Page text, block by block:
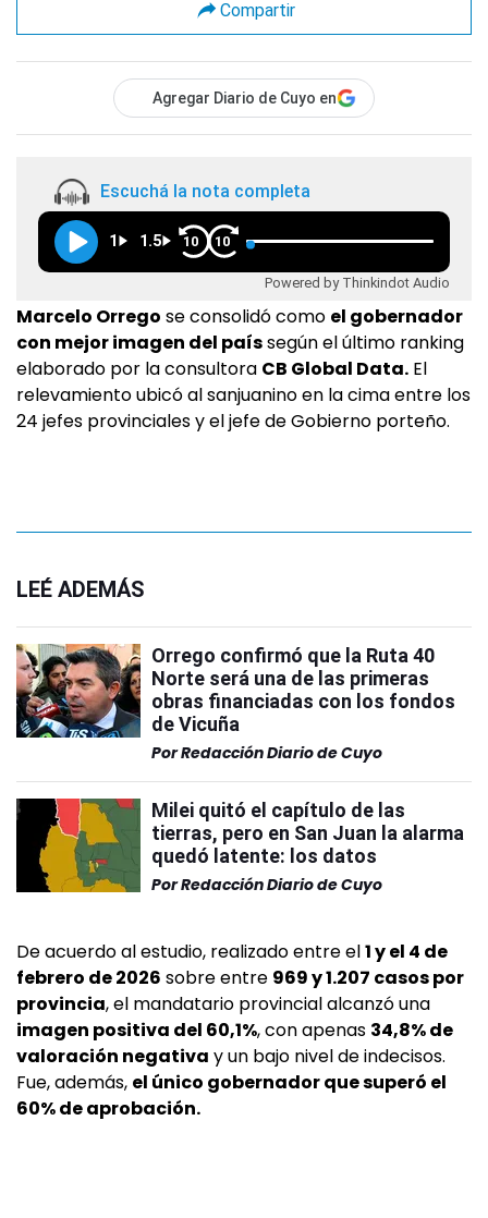
Compartir
Agregar Diario de Cuyo en
Escuchá la nota completa
1 1.5 10 10
Powered by Thinkindot Audio
Marcelo Orrego se consolidó como el gobernador
con mejor imagen del paíssegún el último ranking
elaborado por la consultora CB Global Data. El
relevamiento ubicó al sanjuanino en la cima entre los
24 jefes provinciales y el jefe de Gobierno porteño.
LEÉ ADEMÁS
Orrego confirmó que la Ruta 40
Norte será una de las primeras
obras financiadas con los fondos
de Vicuña
PorRedacción Diario de Cuyo
Milei quitó el capítulo de las
tierras, pero en San Juan la alarma
quedó latente: los datos
PorRedacción Diario de Cuyo
De acuerdo al estudio, realizado entre el1 y el 4 de
febrero de 2026 sobre entre 969 y 1.207 casos por
provincia, el mandatario provincial alcanzó una
imagen positiva del 60,1%, con apenas 34,8% de
valoración negativa y un bajo nivel de indecisos.
Fue, además, el único gobernador que superó el
60% de aprobación.